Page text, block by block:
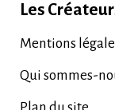
Les
Mentions
Qui sommes-